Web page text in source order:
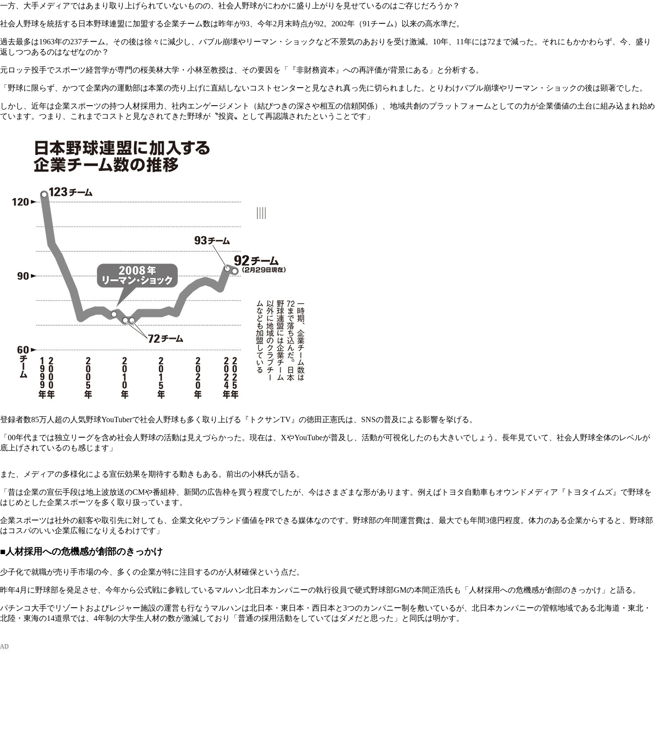
一方、大手メディアではあまり取り上げられていないものの、社会人野球がにわかに盛り上がりを見せているのはご存じだろうか？
社会人野球を統括する日本野球連盟に加盟する企業チーム数は昨年が93、今年2月末時点が92。2002年（91チーム）以来の高水準だ。
過去最多は1963年の237チーム。その後は徐々に減少し、バブル崩壊やリーマン・ショックなど不景気のあおりを受け激減。10年、11年には72まで減った。それにもかかわらず、今、盛り
返しつつあるのはなぜなのか？
元ロッテ投手でスポーツ経営学が専門の桜美林大学・小林至教授は、その要因を「『非財務資本』への再評価が背景にある」と分析する。
「野球に限らず、かつて企業内の運動部は本業の売り上げに直結しないコストセンターと見なされ真っ先に切られました。とりわけバブル崩壊やリーマン・ショックの後は顕著でした。
しかし、近年は企業スポーツの持つ人材採用力、社内エンゲージメント（結びつきの深さや相互の信頼関係）、地域共創のプラットフォームとしての力が企業価値の土台に組み込まれ始め
ています。つまり、これまでコストと見なされてきた野球が〝投資〟として再認識されたということです」
登録者数85万人超の人気野球YouTuberで社会人野球も多く取り上げる『トクサンTV』の徳田正憲氏は、SNSの普及による影響を挙げる。
「00年代までは独立リーグを含め社会人野球の活動は見えづらかった。現在は、XやYouTubeが普及し、活動が可視化したのも大きいでしょう。長年見ていて、社会人野球全体のレベルが
底上げされているのも感じます」
また、メディアの多様化による宣伝効果を期待する動きもある。前出の小林氏が語る。
「昔は企業の宣伝手段は地上波放送のCMや番組枠、新聞の広告枠を買う程度でしたが、今はさまざまな形があります。例えばトヨタ自動車もオウンドメディア『トヨタイムズ』で野球を
はじめとした企業スポーツを多く取り扱っています。
企業スポーツは社外の顧客や取引先に対しても、企業文化やブランド価値をPRできる媒体なのです。野球部の年間運営費は、最大でも年間3億円程度。体力のある企業からすると、野球部
はコスパのいい企業広報になりえるわけです」
■人材採用への危機感が創部のきっかけ
少子化で就職が売り手市場の今、多くの企業が特に注目するのが人材確保という点だ。
昨年4月に野球部を発足させ、今年から公式戦に参戦しているマルハン北日本カンパニーの執行役員で硬式野球部GMの本間正浩氏も「人材採用への危機感が創部のきっかけ」と語る。
パチンコ大手でリゾートおよびレジャー施設の運営も行なうマルハンは北日本・東日本・西日本と3つのカンパニー制を敷いているが、北日本カンパニーの管轄地域である北海道・東北・
北陸・東海の14道県では、4年制の大学生人材の数が激減しており「普通の採用活動をしていてはダメだと思った」と同氏は明かす。